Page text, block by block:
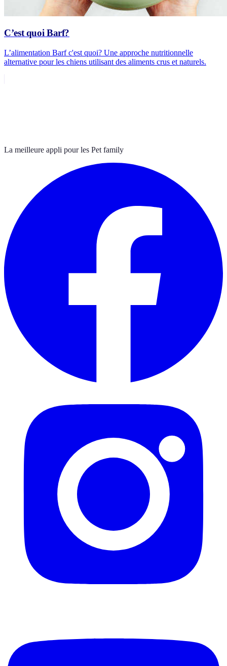
C’est quoi Barf?
L’alimentation Barf c'est quoi? Une approche nutritionnelle
alternative pour les chiens utilisant des aliments crus et naturels.
La meilleure appli pour les Pet family